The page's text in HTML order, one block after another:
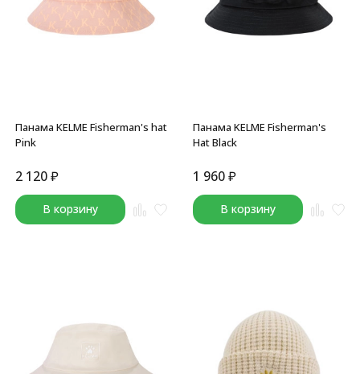
Панама KELME Fisherman's hat
Pink
2 120₽
В корзину
Панама KELME Fisherman's
Hat Black
1 960₽
В корзину